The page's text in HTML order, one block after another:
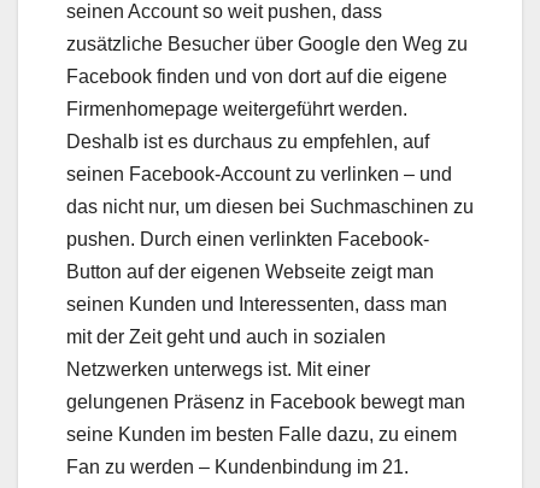
seinen Account so weit pushen, dass
zusätzliche Besucher über Google den Weg zu
Facebook finden und von dort auf die eigene
Firmenhomepage weitergeführt werden.
Deshalb ist es durchaus zu empfehlen, auf
seinen Facebook-Account zu verlinken – und
das nicht nur, um diesen bei Suchmaschinen zu
pushen. Durch einen verlinkten Facebook-
Button auf der eigenen Webseite zeigt man
seinen Kunden und Interessenten, dass man
mit der Zeit geht und auch in sozialen
Netzwerken unterwegs ist. Mit einer
gelungenen Präsenz in Facebook bewegt man
seine Kunden im besten Falle dazu, zu einem
Fan zu werden – Kundenbindung im 21.